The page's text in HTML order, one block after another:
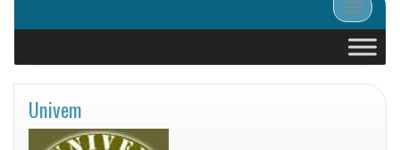
Afficher/
Univem